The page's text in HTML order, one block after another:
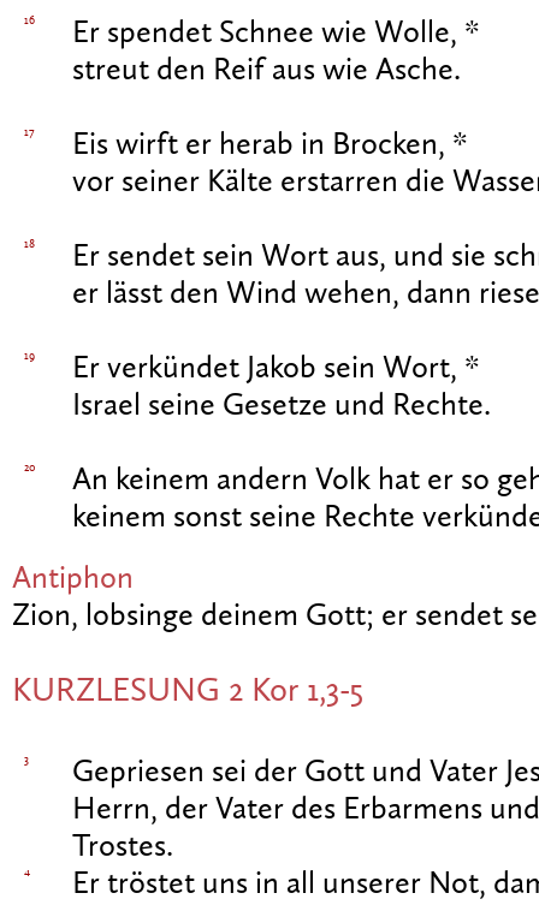
16
Er spendet Schnee wie Wolle, *
streut den Reif aus wie Asche.
17
Eis wirft er herab in Brocken, *
vor seiner Kälte erstarren die
18
Er sendet sein Wort aus, und sie
er lässt den Wind wehen, dann
19
Er verkündet Jakob sein Wort, *
Israel seine Gesetze und Rechte.
20
An keinem andern Volk hat er so
keinem sonst seine Rechte
Antiphon
Zion, lobsinge deinem Gott; er sendet
KURZLESUNG 2 Kor 1,3-5
3
Gepriesen sei der Gott und Vater
Herrn, der Vater des Erbarmens
Trostes.
4
Er tröstet uns in all unserer Not,